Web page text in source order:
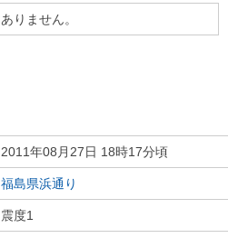
りません。
2011年08月27日 18時17分頃
福島県浜通り
震度1